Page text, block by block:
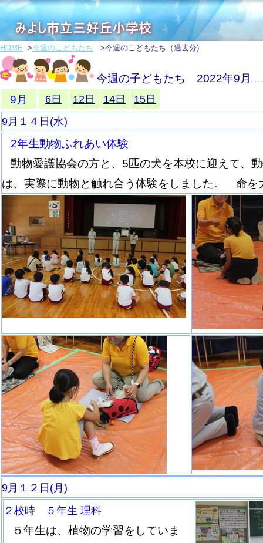
HOME >今週のこどもたち >今週のこどもたち（過去分)
今週の子どもたち 2022年9月
9月
6日 12日 14日
15日
9月１４日(水)
2年生動物ふれあい体験
動物愛護協会の方と、5匹の犬を本校に迎えて、
は、実際に動物と触れ合う体験をしました。 命を
9月１２日(月)
２校時 ５年生 理科
５年生は、植物の学習をしていま